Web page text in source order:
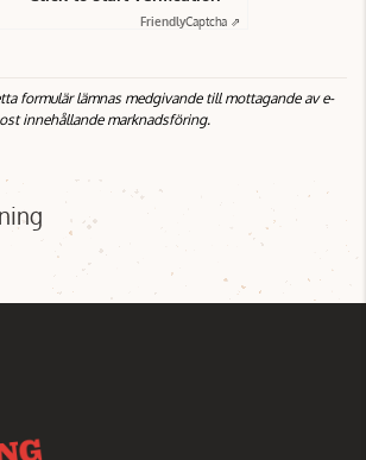
FriendlyCaptcha ⇗
formulär lämnas medgivande till mottagande av e-
innehållande marknadsföring.